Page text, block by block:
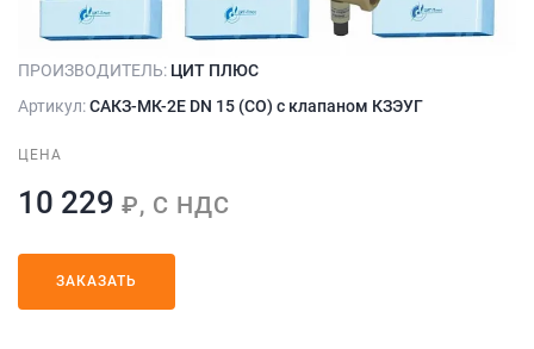
ПРОИЗВОДИТЕЛЬ: ЦИТ ПЛЮС
Артикул:САКЗ-МК-2Е DN 15 (СО) с клапаном КЗЭУГ
ЦЕНА
10 229 ₽, С НДС
ЗАКАЗАТЬ